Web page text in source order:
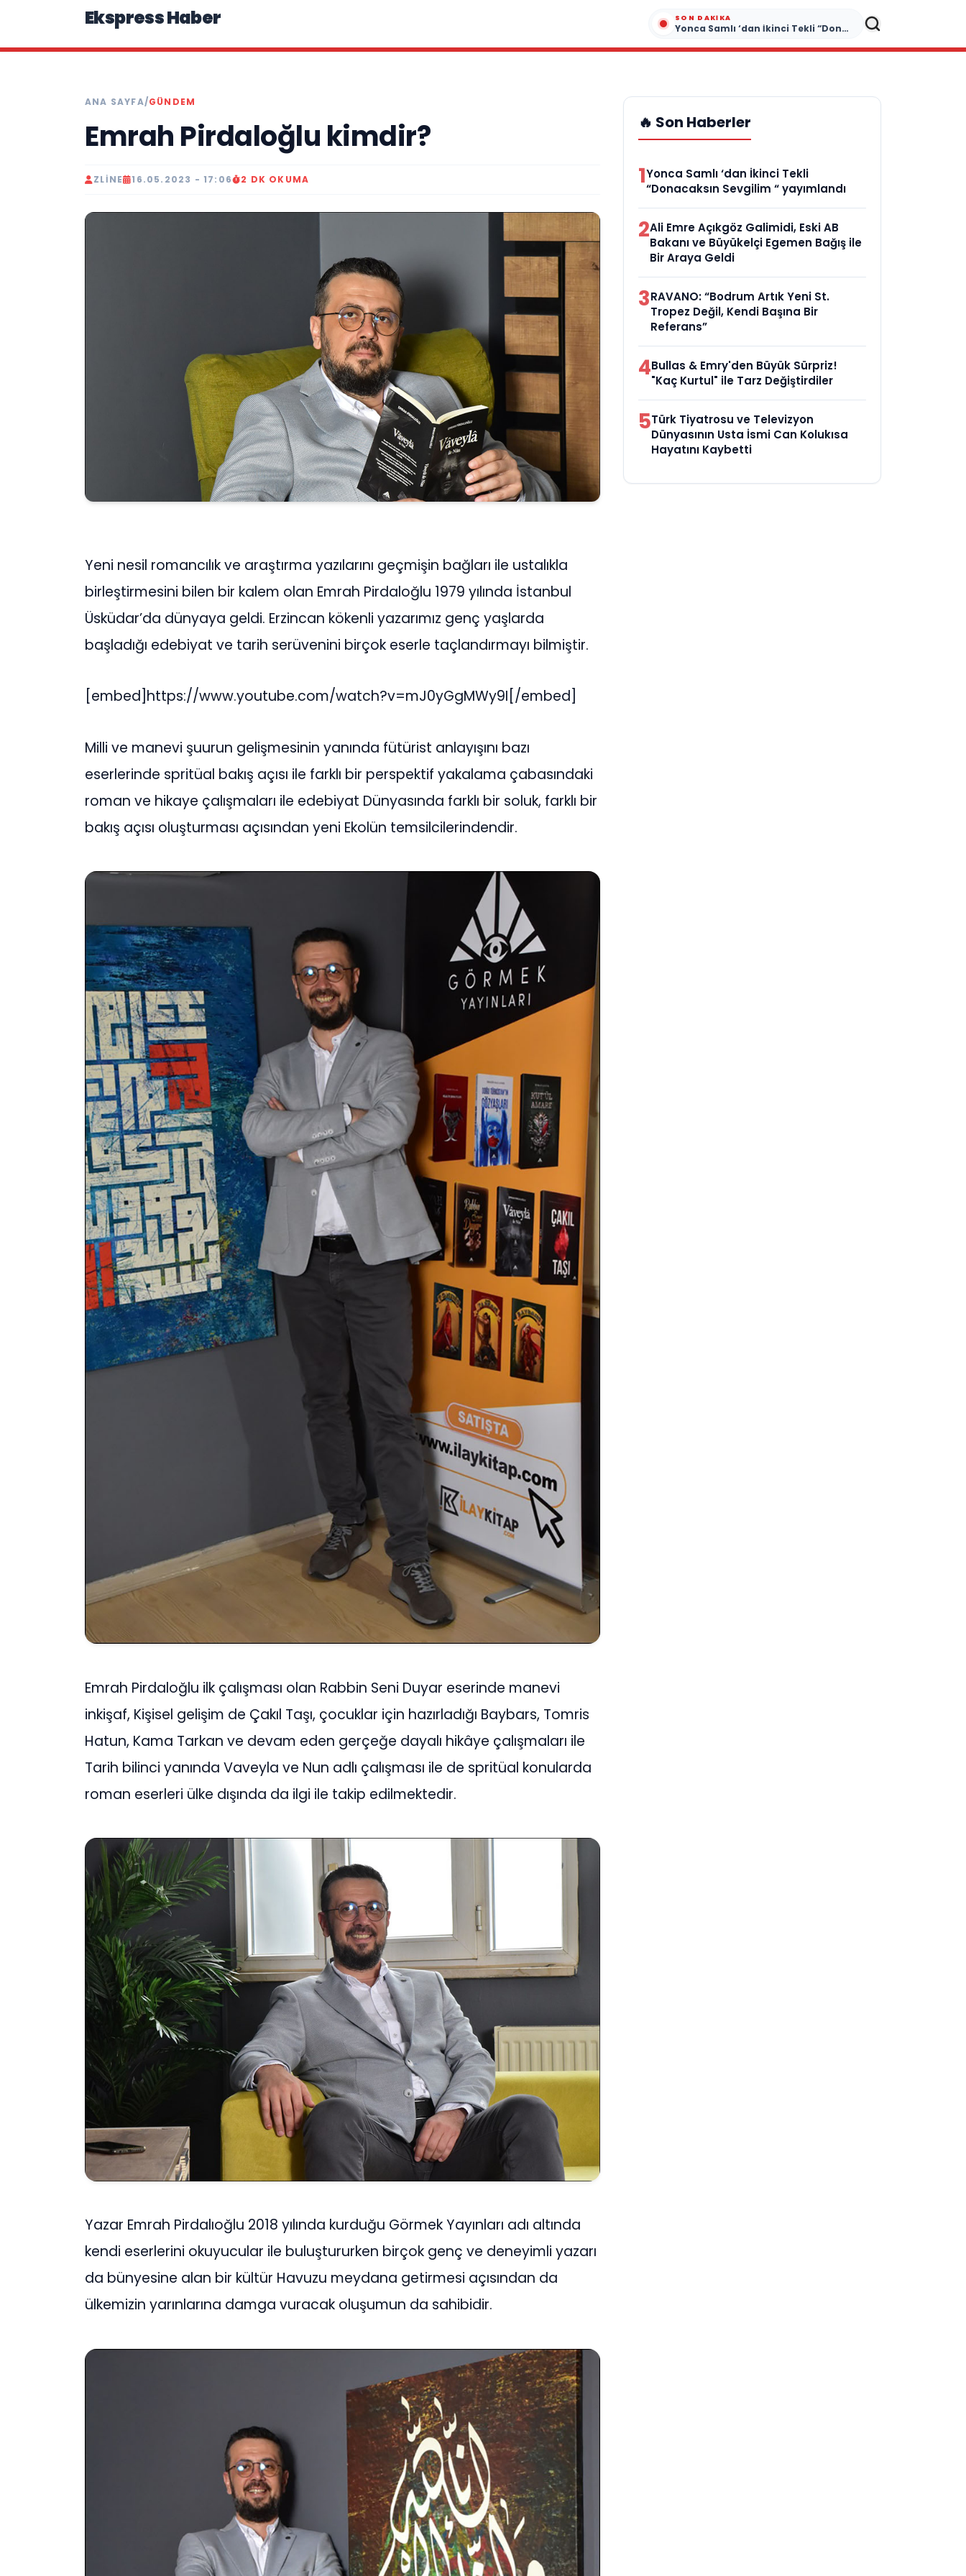
Ekspress Haber SON DAKIKA
Yonca Samlı ‘dan İkinci Tekli “Donacaksın Sevgilim “ yayımlandı
ANA SAYFA/GÜNDEM
Emrah Pirdaloğlu kimdir?
ZLINE 16.05.2023 - 17:06 2 DK OKUMA
Yeni nesil romancılık ve araştırma yazılarını geçmişin bağları ile ustalıkla
birleştirmesini bilen bir kalem olan Emrah Pirdaloğlu 1979 yılında İstanbul
Üsküdar’da dünyaya geldi. Erzincan kökenli yazarımız genç yaşlarda
başladığı edebiyat ve tarih serüvenini birçok eserle taçlandırmayı bilmiştir.
[embed]https://www.youtube.com/watch?v=mJ0yGgMWy9I[/embed]
Milli ve manevi şuurun gelişmesinin yanında fütürist anlayışını bazı
eserlerinde spritüal bakış açısı ile farklı bir perspektif yakalama çabasındaki
roman ve hikaye çalışmaları ile edebiyat Dünyasında farklı bir soluk, farklı bir
bakış açısı oluşturması açısından yeni Ekolün temsilcilerindendir.
Emrah Pirdaloğlu ilk çalışması olan Rabbin Seni Duyar eserinde manevi
inkişaf, Kişisel gelişim de Çakıl Taşı, çocuklar için hazırladığı Baybars, Tomris
Hatun, Kama Tarkan ve devam eden gerçeğe dayalı hikâye çalışmaları ile
Tarih bilinci yanında Vaveyla ve Nun adlı çalışması ile de spritüal konularda
roman eserleri ülke dışında da ilgi ile takip edilmektedir.
Yazar Emrah Pirdalıoğlu 2018 yılında kurduğu Görmek Yayınları adı altında
kendi eserlerini okuyucular ile buluştururken birçok genç ve deneyimli yazarı
da bünyesine alan bir kültür Havuzu meydana getirmesi açısından da
ülkemizin yarınlarına damga vuracak oluşumun da sahibidir.
🔥 Son Haberler
1Yonca Samlı ‘dan İkinci Tekli
“Donacaksın Sevgilim “ yayımlandı
2Ali Emre Açıkgöz Galimidi, Eski AB
Bakanı ve Büyükelçi Egemen Bağış ile
Bir Araya Geldi
3RAVANO: “Bodrum Artık Yeni St.
Tropez Değil, Kendi Başına Bir
Referans”
4Bullas & Emry'den Büyük Sürpriz!
"Kaç Kurtul" ile Tarz Değiştirdiler
5Türk Tiyatrosu ve Televizyon
Dünyasının Usta İsmi Can Kolukısa
Hayatını Kaybetti